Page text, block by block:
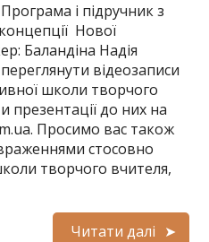
і підручник з
Нової
Баландіна Надія
відеозаписи
школи творчого
презентації до них на
Просимо вас також
стосовно
творчого вчителя,
Читати далі